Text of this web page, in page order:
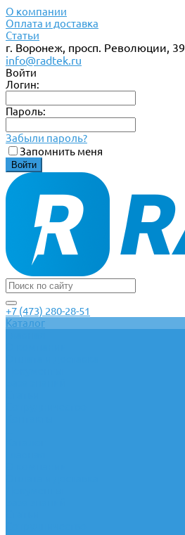
О компании
Оплата и доставка
Статьи
г. Воронеж, просп. Революции, 39
info@radtek.ru
Войти
Логин:
Пароль:
Забыли пароль?
Запомнить меня
+7 (473) 280-28-51
Каталог